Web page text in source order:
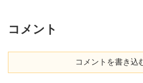
コメント
コメントを書き込